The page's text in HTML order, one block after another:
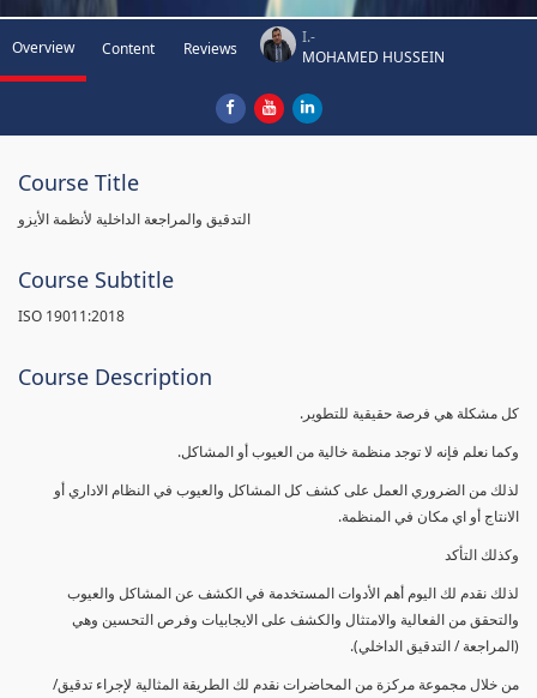
Overview Content Reviews
I.-
MOHAMED HUSSEIN
Course Title
التدقيق والمراجعة الداخلية لأنظمة الأيزو
Course Subtitle
ISO 19011:2018
Course Description
كل مشكلة هي فرصة حقيقية للتطوير.
وكما نعلم فإنه لا توجد منظمة خالية من العيوب أو المشاكل.
لذلك من الضروري العمل على كشف كل المشاكل والعيوب في النظام الاداري أو
الانتاج أو اي مكان في المنظمة.
وكذلك التأكد
لذلك نقدم لك اليوم أهم الأدوات المستخدمة في الكشف عن المشاكل والعيوب
والتحقق من الفعالية والامتثال والكشف على الايجابيات وفرص التحسين وهي
(المراجعة / التدقيق الداخلي).
من خلال مجموعة مركزة من المحاضرات نقدم لك الطريقة المثالية لإجراء تدقيق/